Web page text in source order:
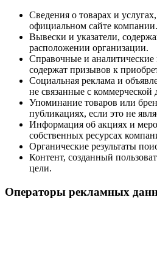
Сведения о товарах и
официальном сайте компании.
Вывески и указатели,
расположении организации.
Справочные и
содержат призывов к
Социальная реклама и
не связанные с коммерческой
Упоминание товаров или
публикациях, если это не
Информация об акциях и
собственных ресурсах
Органические результаты
Контент, созданный
цели.
Операторы рекламных